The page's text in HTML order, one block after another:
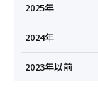
2025年
2024年
2023年以前